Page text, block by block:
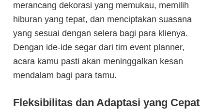
merancang dekorasi yang memukau, memilih
hiburan yang tepat, dan menciptakan suasana
yang sesuai dengan selera bagi para klienya.
Dengan ide-ide segar dari tim event planner,
acara kamu pasti akan meninggalkan kesan
mendalam bagi para tamu.
Fleksibilitas dan Adaptasi yang Cepat